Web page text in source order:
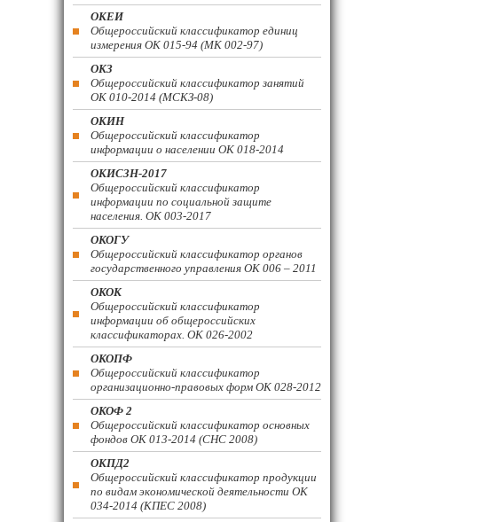
ОКЕИ
Общероссийский классификатор единиц
измерения ОК 015-94 (МК 002-97)
ОКЗ
Общероссийский классификатор занятий
ОК 010-2014 (МСКЗ-08)
ОКИН
Общероссийский классификатор
информации о населении ОК 018-2014
ОКИСЗН-2017
Общероссийский классификатор
информации по социальной защите
населения. ОК 003-2017
ОКОГУ
Общероссийский классификатор органов
государственного управления ОК 006 – 2011
ОКОК
Общероссийский классификатор
информации об общероссийских
классификаторах. ОК 026-2002
ОКОПФ
Общероссийский классификатор
организационно-правовых форм ОК 028-2012
ОКОФ 2
Общероссийский классификатор основных
фондов ОК 013-2014 (СНС 2008)
ОКПД2
Общероссийский классификатор продукции
по видам экономической деятельности ОК
034-2014 (КПЕС 2008)